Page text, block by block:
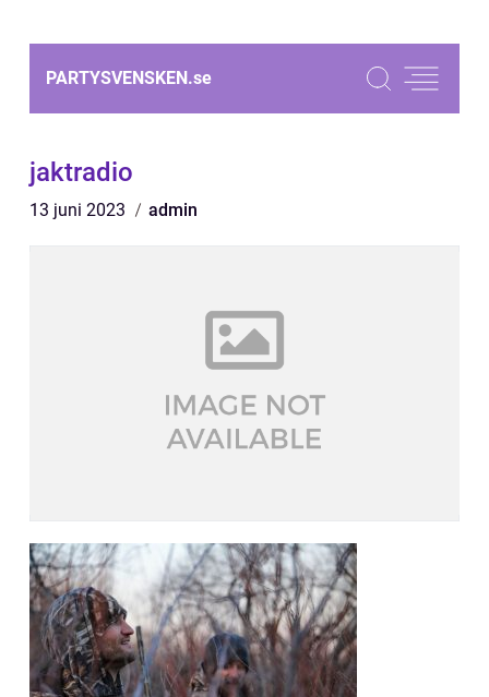
PARTYSVENSKEN.se
jaktradio
13 juni 2023 admin